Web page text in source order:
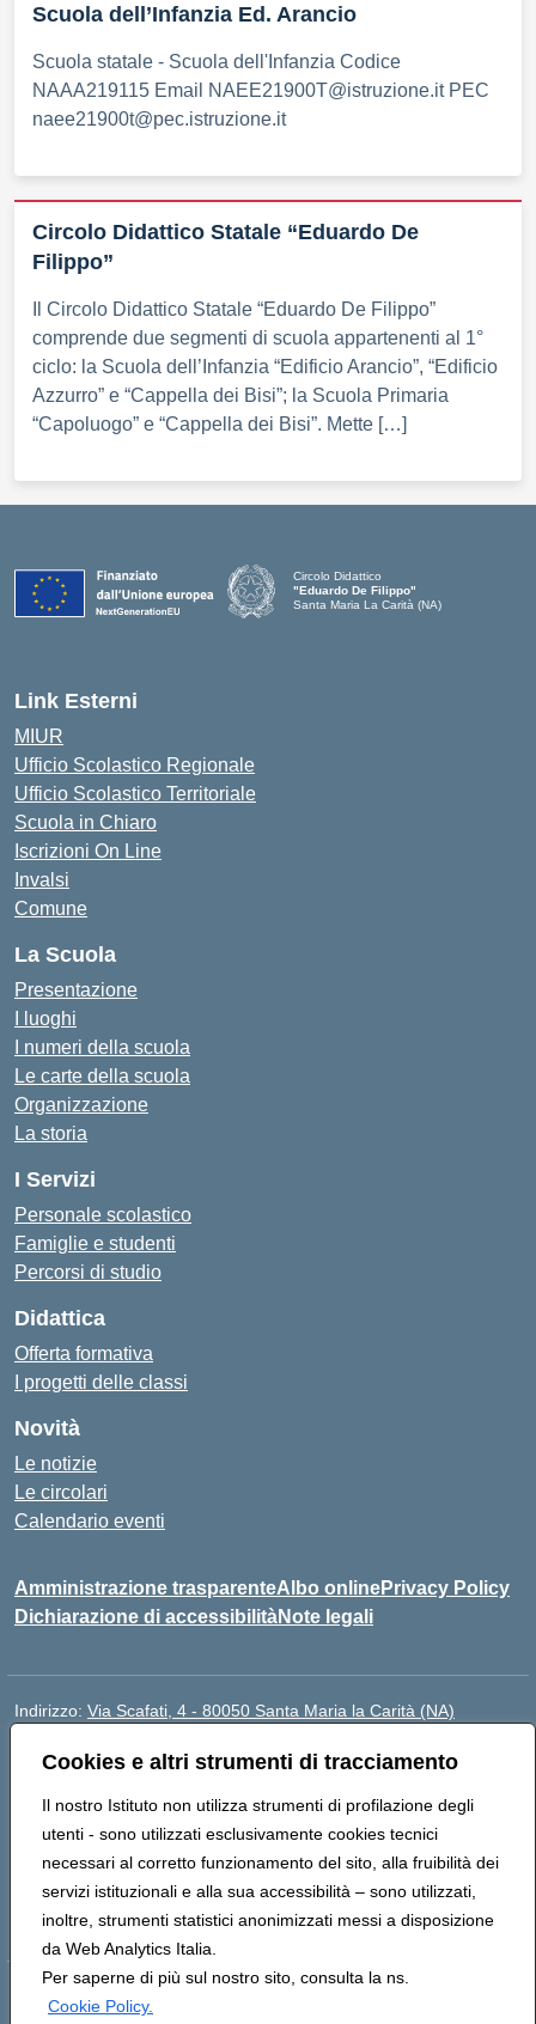
Cookies e altri strumenti di tracciamento
Il nostro Istituto non utilizza strumenti di profilazione degli
utenti - sono utilizzati esclusivamente cookies tecnici
necessari al corretto funzionamento del sito, alla fruibilità dei
servizi istituzionali e alla sua accessibilità – sono utilizzati,
inoltre, strumenti statistici anonimizzati messi a disposizione
da Web Analytics Italia.
Per saperne di più sul nostro sito, consulta la ns.
Cookie Policy.
Scuola dell’Infanzia Ed. Arancio
Scuola statale - Scuola dell'Infanzia Codice
NAAA219115 Email NAEE21900T@istruzione.it PEC
naee21900t@pec.istruzione.it
Circolo Didattico Statale “Eduardo De
Filippo”
Il Circolo Didattico Statale “Eduardo De Filippo”
comprende due segmenti di scuola appartenenti al 1°
ciclo: la Scuola dell’Infanzia “Edificio Arancio”, “Edificio
Azzurro” e “Cappella dei Bisi”; la Scuola Primaria
“Capoluogo” e “Cappella dei Bisi”. Mette […]
Circolo Didattico
"Eduardo De Filippo"
Santa Maria La Carità (NA)
Link Esterni
MIUR
Ufficio Scolastico Regionale
Ufficio Scolastico Territoriale
Scuola in Chiaro
Iscrizioni On Line
Invalsi
Comune
La Scuola
Presentazione
I luoghi
I numeri della scuola
Le carte della scuola
Organizzazione
La storia
I Servizi
Personale scolastico
Famiglie e studenti
Percorsi di studio
Didattica
Offerta formativa
I progetti delle classi
Novità
Le notizie
Le circolari
Calendario eventi
Amministrazione trasparenteAlbo onlinePrivacy Policy
Dichiarazione di accessibilitàNote legali
Indirizzo: Via Scafati, 4 - 80050 Santa Maria la Carità (NA)
Posta elettronica certificata (PEC):NAEE21900T@pec.istruzione.it
Codice fiscale: 90016250632
Codice meccanografico: NAEE21900T
Codice Indice delle Pubbliche Amministrazioni (IPA):